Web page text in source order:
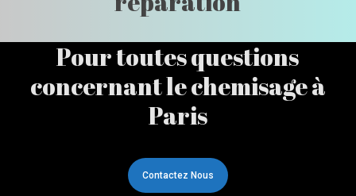
Pour toutes questions
concernant le chemisage à
Paris
Contactez Nous